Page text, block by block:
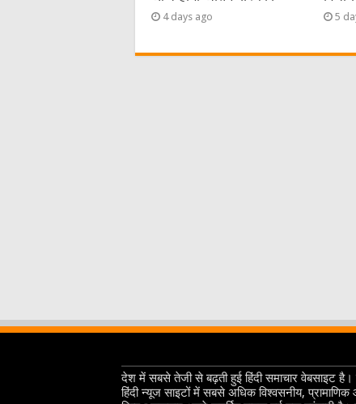
4 days ago 5
देश में सबसे तेजी से बढ़ती हुई हिंदी समाचार वेबसाइट है।
हिंदी न्यूज साइटों में सबसे अधिक विश्वसनीय,